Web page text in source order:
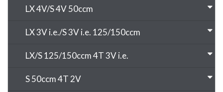
LX 4V/S 4V 50ccm
LX 3V i.e./S 3V i.e. 125/150ccm
LX/S 125/150ccm 4T 3V i.e.
S 50ccm 4T 2V